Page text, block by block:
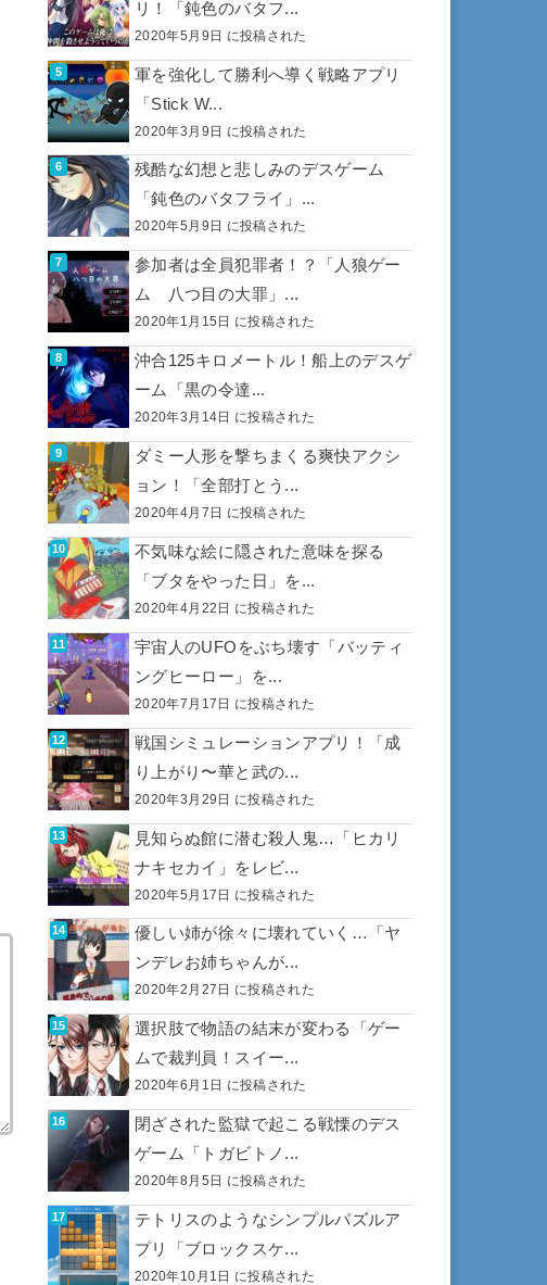
リ！「鈍色のバタフ...
2020年5月9日 に投稿された
軍を強化して勝利へ導く戦略アプリ
「Stick W...
2020年3月9日 に投稿された
残酷な幻想と悲しみのデスゲーム
「鈍色のバタフライ」...
2020年5月9日 に投稿された
参加者は全員犯罪者！？「人狼ゲー
ム 八つ目の大罪」...
2020年1月15日 に投稿された
沖合125キロメートル！船上のデスゲ
ーム「黒の令達...
2020年3月14日 に投稿された
ダミー人形を撃ちまくる爽快アクシ
ョン！「全部打とう...
2020年4月7日 に投稿された
不気味な絵に隠された意味を探る
「ブタをやった日」を...
2020年4月22日 に投稿された
宇宙人のUFOをぶち壊す「バッティ
ングヒーロー」を...
2020年7月17日 に投稿された
戦国シミュレーションアプリ！「成
り上がり〜華と武の...
2020年3月29日 に投稿された
見知らぬ館に潜む殺人鬼…「ヒカリ
ナキセカイ」をレビ...
2020年5月17日 に投稿された
優しい姉が徐々に壊れていく…「ヤ
ンデレお姉ちゃんが...
2020年2月27日 に投稿された
選択肢で物語の結末が変わる「ゲー
ムで裁判員！スイー...
2020年6月1日 に投稿された
閉ざされた監獄で起こる戦慄のデス
ゲーム「トガビトノ...
2020年8月5日 に投稿された
テトリスのようなシンプルパズルア
プリ「ブロックスケ...
2020年10月1日 に投稿された